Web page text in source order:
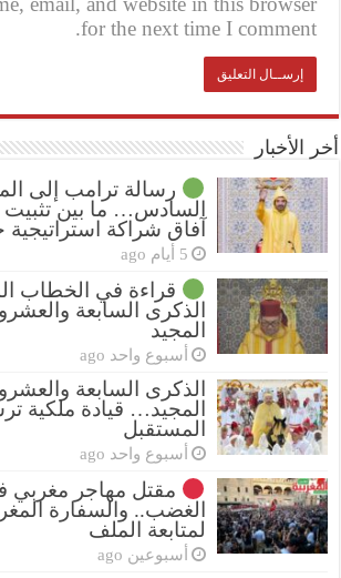
for the next time I comment.
أخر الأخبار
رسالة ترامب إلى
السادس… ما بين تثبيت
آفاق شراكة استراتيجية
5 أيام ago
قراءة في الخطاب
الذكرى السابعة
المجيد
أسبوع واحد ago
الذكرى السابعة
المجيد… قيادة ملكية
المستقبل
أسبوع واحد ago
مقتل مهاجر مغربي
الغضب.. والسفارة
لمتابعة الملف
أسبوعين ago